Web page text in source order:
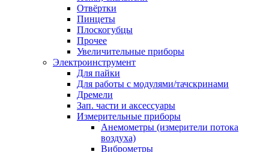
Отвёртки
Пинцеты
Плоскогубцы
Прочее
Увеличительные приборы
Электроинструмент
Для пайки
Для работы с модулями/тачскринами
Дремели
Зап. части и аксессуары
Измерительные приборы
Анемометры (измерители потока
воздуха)
Виброметры